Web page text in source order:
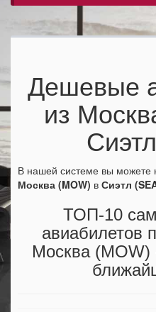
Дешевые
из
В нашей системе вы можете
Москва (MOW) в Сиэтл
ТОП-10
авиабилетов
Москва (MOW)